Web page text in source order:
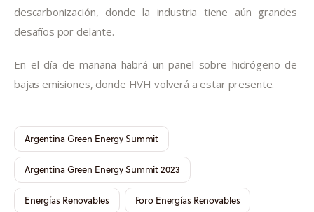
descarbonización, donde la industria tiene aún grandes
desafíos por delante.
En el día de mañana habrá un panel sobre hidrógeno de
bajas emisiones, donde HVH volverá a estar presente.
Argentina Green Energy Summit
Argentina Green Energy Summit 2023
Energías Renovables Foro Energías Renovables